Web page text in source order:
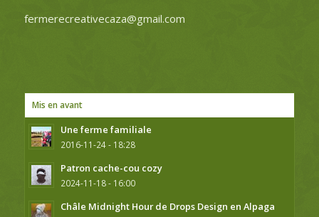
fermerecreativecaza@gmail.com
Mis en avant
Une ferme familiale
2016-11-24 - 18:28
Patron cache-cou cozy
2024-11-18 - 16:00
Châle Midnight Hour de Drops Design en Alpaga